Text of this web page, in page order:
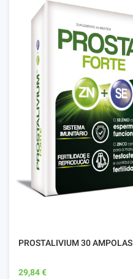
PROSTALIVIUM 30 AMPOLAS
29,84 €